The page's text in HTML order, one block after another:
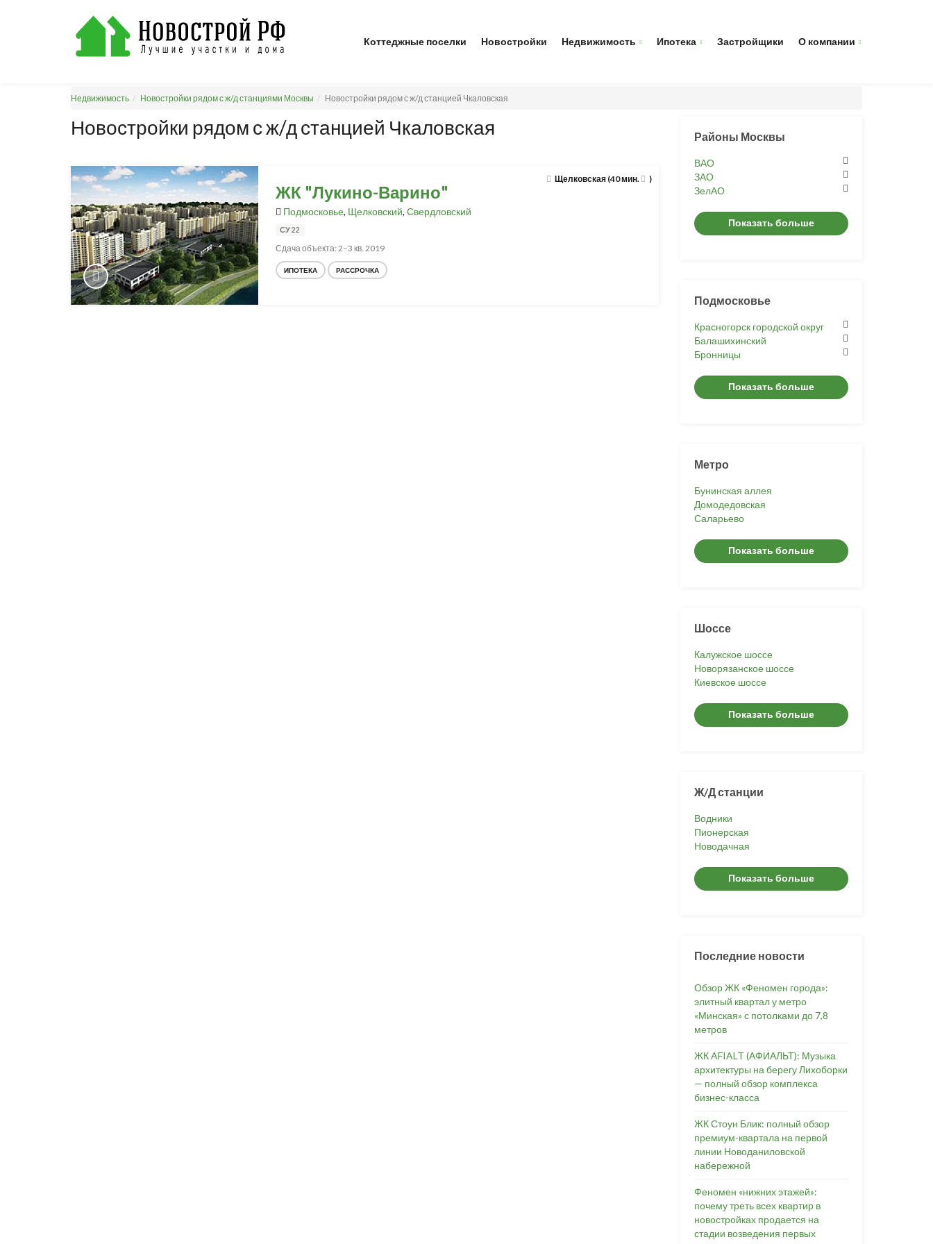
Коттеджные поселки Новостройки Недвижимость Ипотека Застройщики О компании
Недвижимость Новостройки рядом с ж/д станциями Москвы Новостройки рядом с ж/д станцией Чкаловская
Новостройки рядом с ж/д станцией Чкаловская
Щелковская (40 мин. )
ЖК "Лукино-Варино"
Подмосковье, Щелковский, Свердловский
СУ 22
Сдача объекта: 2–3 кв. 2019
ИПОТЕКА РАССРОЧКА
Районы Москвы
ВАО
ЗАО
ЗелАО
Показать больше
Подмосковье
Красногорск городской округ
Балашихинский
Бронницы
Показать больше
Метро
Бунинская аллея
Домодедовская
Саларьево
Показать больше
Шоссе
Калужское шоссе
Новорязанское шоссе
Киевское шоссе
Показать больше
Ж/Д станции
Водники
Пионерская
Новодачная
Показать больше
Последние новости
Обзор ЖК «Феномен города»:
элитный квартал у метро
«Минская» с потолками до 7,8
метров
ЖК AFIALT (АФИАЛЬТ): Музыка
архитектуры на берегу Лихоборки
— полный обзор комплекса
бизнес-класса
ЖК Стоун Блик: полный обзор
премиум-квартала на первой
линии Новоданиловской
набережной
Феномен «нижних этажей»:
почему треть всех квартир в
новостройках продается на
стадии возведения первых